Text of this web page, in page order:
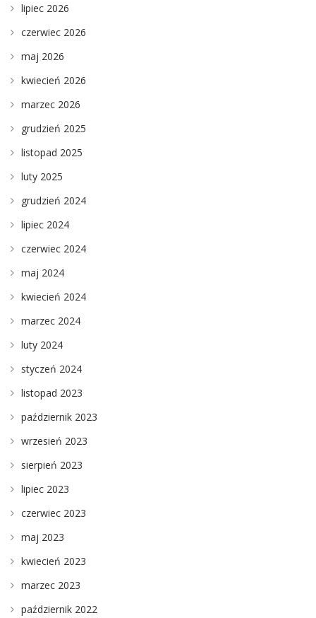
lipiec 2026
czerwiec 2026
maj 2026
kwiecień 2026
marzec 2026
grudzień 2025
listopad 2025
luty 2025
grudzień 2024
lipiec 2024
czerwiec 2024
maj 2024
kwiecień 2024
marzec 2024
luty 2024
styczeń 2024
listopad 2023
październik 2023
wrzesień 2023
sierpień 2023
lipiec 2023
czerwiec 2023
maj 2023
kwiecień 2023
marzec 2023
październik 2022